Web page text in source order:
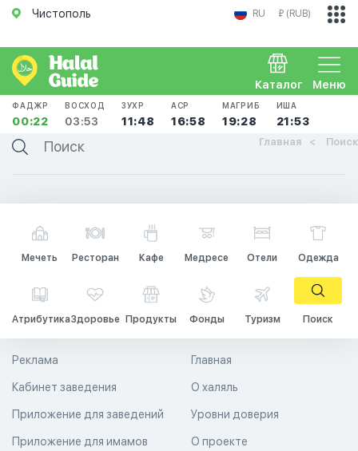
Чистополь RU ₽ (RUB)
Меню
Каталог
ФАДЖР
00:22
ВОСХОД
03:53
ЗУХР
11:48
АСР
16:58
МАГРИБ
19:28
ИША
21:53
Главная Поиск
Мечеть Ресторан Кафе Медресе Отели Одежда
АтрибутикаЗдоровье Продукты Фонды Туризм Поиск
Главная
О халяль
Уровни доверия
Реклама
Кабинет заведения
Приложение для заведений
Приложение для имамов О проекте